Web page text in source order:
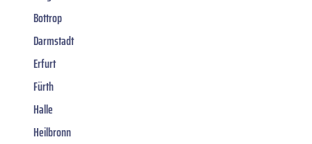
Bottrop
Darmstadt
Erfurt
Fürth
Halle
Heilbronn